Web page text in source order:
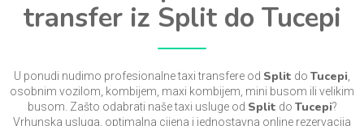
transfer iz Split do Tucepi
U ponudi nudimo profesionalne taxi transfere od Split do Tucepi
osobnim vozilom, kombijem, maxi kombijem, mini busom ili velikim
busom. Zašto odabrati naše taxi usluge od Split do Tucepi?
Vrhunska usluga, optimalna cijena i jednostavna online rezervacija